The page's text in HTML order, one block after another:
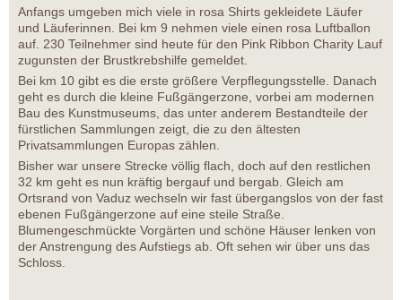
Anfangs umgeben mich viele in rosa Shirts gekleidete Läufer
und Läuferinnen. Bei km 9 nehmen viele einen rosa Luftballon
auf. 230 Teilnehmer sind heute für den Pink Ribbon Charity Lauf
zugunsten der Brustkrebshilfe gemeldet.
Bei km 10 gibt es die erste größere Verpflegungsstelle. Danach
geht es durch die kleine Fußgängerzone, vorbei am modernen
Bau des Kunstmuseums, das unter anderem Bestandteile der
fürstlichen Sammlungen zeigt, die zu den ältesten
Privatsammlungen Europas zählen.
Bisher war unsere Strecke völlig flach, doch auf den restlichen
32 km geht es nun kräftig bergauf und bergab. Gleich am
Ortsrand von Vaduz wechseln wir fast übergangslos von der fast
ebenen Fußgängerzone auf eine steile Straße.
Blumengeschmückte Vorgärten und schöne Häuser lenken von
der Anstrengung des Aufstiegs ab. Oft sehen wir über uns das
Schloss.